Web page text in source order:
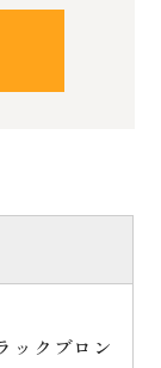
ックブロン